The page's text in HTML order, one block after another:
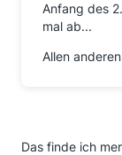
Anfang des
mal ab...
Allen
Das finde ich